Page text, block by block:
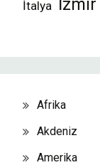
İtalya İzmir
Afrika
Akdeniz
Amerika